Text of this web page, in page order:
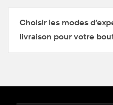
Choisir les modes
livraison pour votre